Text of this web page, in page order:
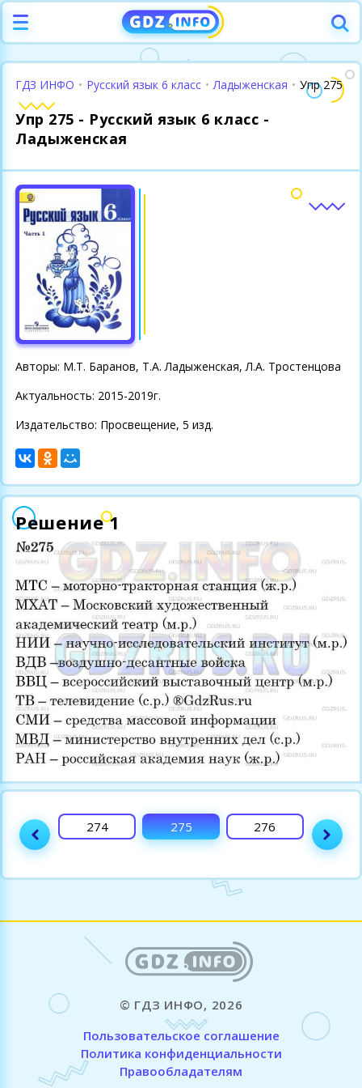
ГДЗ ИНФО • Русский язык 6 класс • Ладыженская • Упр 275
Упр 275 - Русский язык 6 класс -
Ладыженская
Авторы: М.Т. Баранов, Т.А. Ладыженская, Л.А. Тростенцова
Актуальность: 2015-2019г.
Издательство: Просвещение, 5 изд.
Решение 1
273 274 275 276 277
© ГДЗ ИНФО, 2026
Пользовательское соглашение
Политика конфиденциальности
Правообладателям